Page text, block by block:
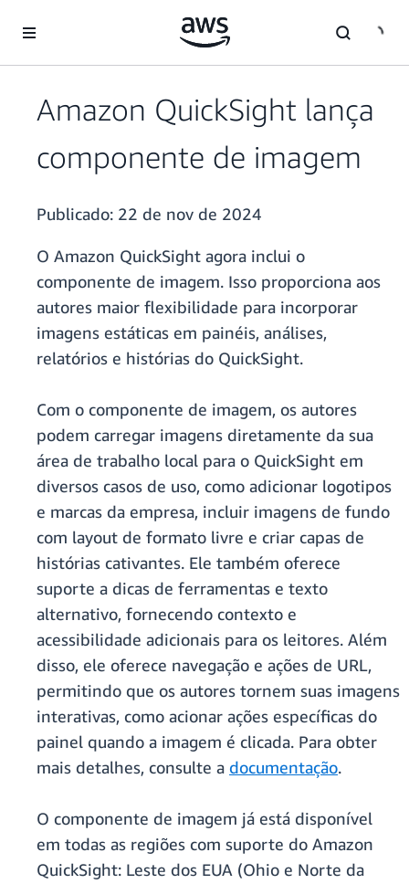
Pular para o conteúdo principal
Amazon QuickSight lança
componente de imagem
Publicado: 22 de nov de 2024
O Amazon QuickSight agora inclui o
componente de imagem. Isso proporciona aos
autores maior flexibilidade para incorporar
imagens estáticas em painéis, análises,
relatórios e histórias do QuickSight.
Com o componente de imagem, os autores
podem carregar imagens diretamente da sua
área de trabalho local para o QuickSight em
diversos casos de uso, como adicionar logotipos
e marcas da empresa, incluir imagens de fundo
com layout de formato livre e criar capas de
histórias cativantes. Ele também oferece
suporte a dicas de ferramentas e texto
alternativo, fornecendo contexto e
acessibilidade adicionais para os leitores. Além
disso, ele oferece navegação e ações de URL,
permitindo que os autores tornem suas imagens
interativas, como acionar ações específicas do
painel quando a imagem é clicada. Para obter
mais detalhes, consulte a documentação.
O componente de imagem já está disponível
em todas as regiões com suporte do Amazon
QuickSight: Leste dos EUA (Ohio e Norte da